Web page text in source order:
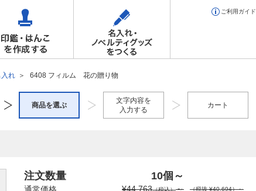
ご利用ガイド
れ 6408 フィルム 花の贈り物
商品を選ぶ
文字内容を
入力する
カート
注文数量 10個 ～
¥44,763（税込）～ （税抜 ¥40,694）～